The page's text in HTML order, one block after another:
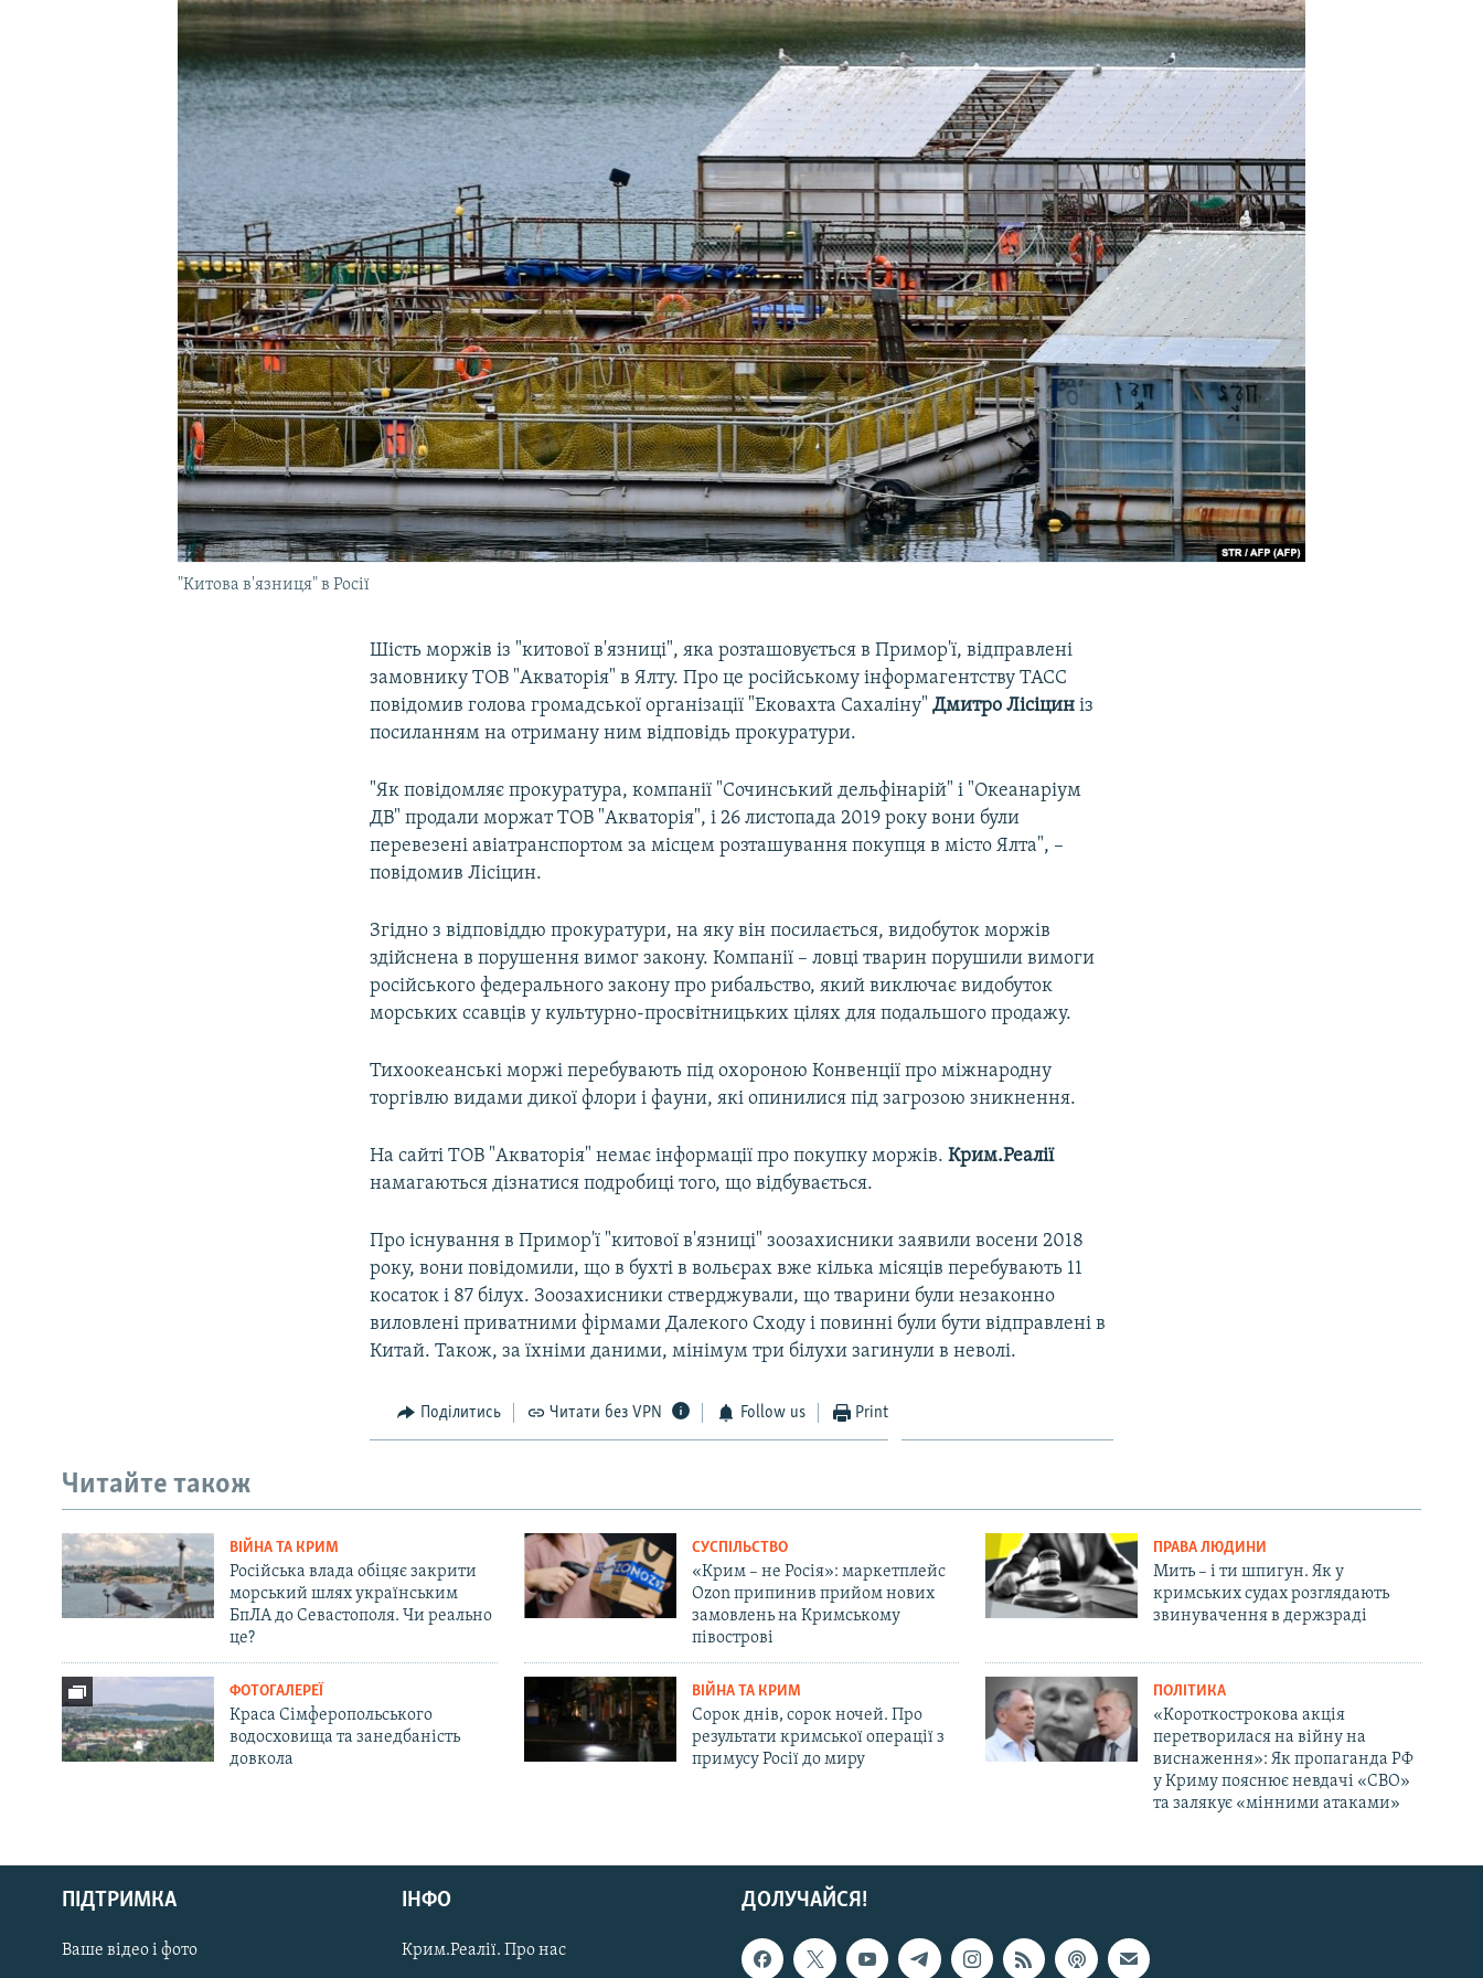
УКРАЇНСЬКА ПРОБЛЕМА КРИМУ
Русский
Qırımtatar
ДОЛУЧАЙСЯ!
"Китова в'язниця" в Росії
Шість моржів із "китової в'язниці", яка розташовується в Примор'ї, відправлені
замовнику ТОВ "Акваторія" в Ялту. Про це російському інформагентству ТАСС
повідомив голова громадської організації "Ековахта Сахаліну"Дмитро Лісіцин із
посиланням на отриману ним відповідь прокуратури.
"Як повідомляє прокуратура, компанії "Сочинський дельфінарій" і "Океанаріум
ДВ" продали моржат ТОВ "Акваторія", і 26 листопада 2019 року вони були
перевезені авіатранспортом за місцем розташування покупця в місто Ялта", –
повідомив Лісіцин.
Згідно з відповіддю прокуратури, на яку він посилається, видобуток моржів
здійснена в порушення вимог закону. Компанії – ловці тварин порушили вимоги
російського федерального закону про рибальство, який виключає видобуток
морських ссавців у культурно-просвітницьких цілях для подальшого продажу.
Тихоокеанські моржі перебувають під охороною Конвенції про міжнародну
торгівлю видами дикої флори і фауни, які опинилися під загрозою зникнення.
На сайті ТОВ "Акваторія" немає інформації про покупку моржів.Крим.Реалії
намагаються дізнатися подробиці того, що відбувається.
Про існування в Примор'ї "китової в'язниці" зоозахисники заявили восени 2018
року, вони повідомили, що в бухті в вольєрах вже кілька місяців перебувають 11
косаток і 87 білух. Зоозахисники стверджували, що тварини були незаконно
виловлені приватними фірмами Далекого Сходу і повинні були бути відправлені в
Китай. Також, за їхніми даними, мінімум три білухи загинули в неволі.
Поділитись Читати без VPN Follow us Print
Читайте також
ВІЙНА ТА КРИМ
Російська влада обіцяє закрити
морський шлях українським
БпЛА до Севастополя. Чи реально
це?
СУСПІЛЬСТВО
«Крим – не Росія»: маркетплейс
Ozon припинив прийом нових
замовлень на Кримському
півострові
ПРАВА ЛЮДИНИ
Мить – і ти шпигун. Як у
кримських судах розглядають
звинувачення в держзраді
ФОТОГАЛЕРЕЇ
Краса Сімферопольського
водосховища та занедбаність
довкола
ВІЙНА ТА КРИМ
Сорок днів, сорок ночей. Про
результати кримської операції з
примусу Росії до миру
ПОЛІТИКА
«Короткострокова акція
перетворилася на війну на
виснаження»: Як пропаганда РФ
у Криму пояснює невдачі «СВО»
та залякує «мінними атаками»
ДОЛУЧАЙСЯ!
ПІДТРИМКА
Ваше відео і фото
ІНФО
Крим.Реалії. Про нас